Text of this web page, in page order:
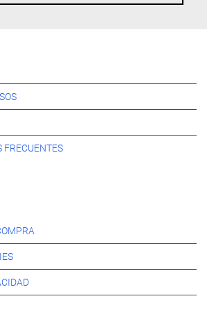
FRECUENTES